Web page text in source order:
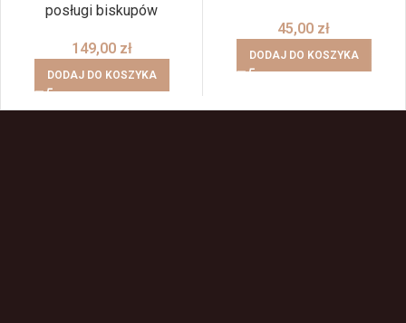
posługi biskupów
149,00 zł
DODAJ DO KOSZYKA
45,00 zł
DODAJ DO KOSZYKA